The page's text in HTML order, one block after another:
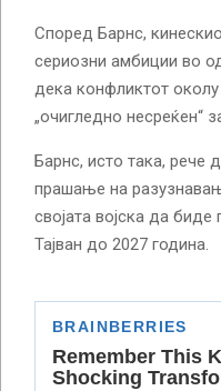
Според Барнс,
сериозни амбиции во
дека конфликтот
„очигледно несреќен“
Барнс, исто така, рече
прашање на
својата војска да
Тајван до 2027 година.